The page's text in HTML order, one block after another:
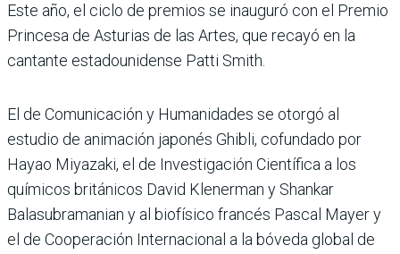
Este año, el ciclo de premios se inauguró con el Premio
Princesa de Asturias de las Artes, que recayó en la
cantante estadounidense Patti Smith.
El de Comunicación y Humanidades se otorgó al
estudio de animación japonés Ghibli, cofundado por
Hayao Miyazaki, el de Investigación Científica a los
químicos británicos David Klenerman y Shankar
Balasubramanian y al biofísico francés Pascal Mayer y
el de Cooperación Internacional a la bóveda global de